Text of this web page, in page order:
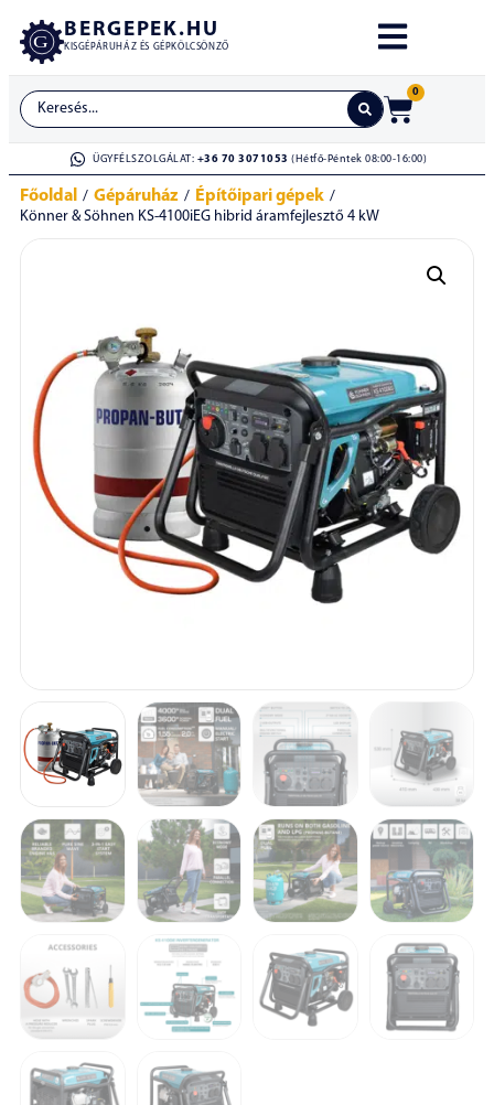
BERGEPEK.HU
KISGÉPÁRUHÁZ ÉS GÉPKÖLCSÖNZŐ
0
ÜGYFÉLSZOLGÁLAT: +36 70 3071053 (Hétfő-Péntek 08:00-16:00)
Főoldal / Gépáruház / Építőipari gépek /
Könner & Söhnen KS-4100iEG hibrid áramfejlesztő 4 kW